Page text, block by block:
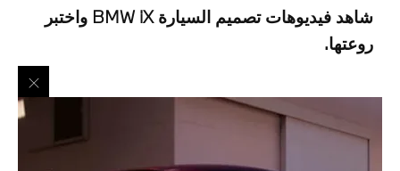
شاهد فيديوهات تصميم السيارة BMW iX واختبر
روعتها.